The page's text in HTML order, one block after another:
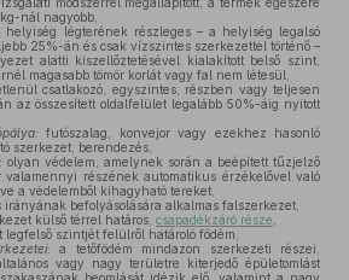
nál nagyobb,
helyiség légterének részleges – a helyiség legalsó
25%-án és csak vízszintes szerkezettel történő –
alatti kiszellőztetésével kialakított belső szint,
magasabb tömör korlát vagy fal nem létesül,
csatlakozó, egyszintes, részben vagy teljesen
az összesített oldalfelület legalább 50%-áig nyitott
futószalag, konvejor vagy ezekhez hasonló
szerkezet, berendezés,
olyan védelem, amelynek során a beépített tűzjelző
valamennyi részének automatikus érzékelővel való
a védelemből kihagyható tereket,
irányának befolyásolására alkalmas falszerkezet,
külső térrel határos, csapadékzáró része
legfelső szintjét felülről határoló födém,
a tetőfödém mindazon szerkezeti részei,
vagy nagy területre kiterjedő épületomlást